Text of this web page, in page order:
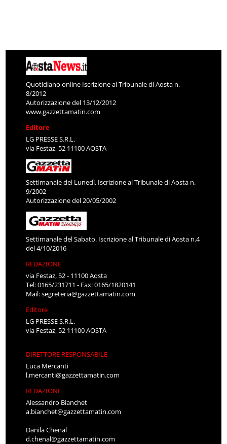
Quotidiano online Iscrizione al Tribunale di Aosta n.
8/2012
Autorizzazione del 13/12/2012
www.gazzettamatin.com
Editore
LG PRESSE S.R.L.
via Festaz, 52 11100 AOSTA
Settimanale del Lunedì. Iscrizione al Tribunale di Aosta n.
9/2002
Autorizzazione del 20/05/2002
Settimanale del Sabato. Iscrizione al Tribunale di Aosta n.4
del 4/10/2016
REDAZIONE
via Festaz, 52 - 11100 Aosta
Tel: 0165/231711 - Fax: 0165/1820141
Mail:segreteria@gazzettamatin.com
Editore
LG PRESSE S.R.L.
via Festaz, 52 11100 AOSTA
DIRETTORE RESPONSABILE
Luca Mercanti
l.mercanti@gazzettamatin.com
REDAZIONE
Alessandro Bianchet
a.bianchet@gazzettamatin.com
Danila Chenal
d.chenal@gazzettamatin.com